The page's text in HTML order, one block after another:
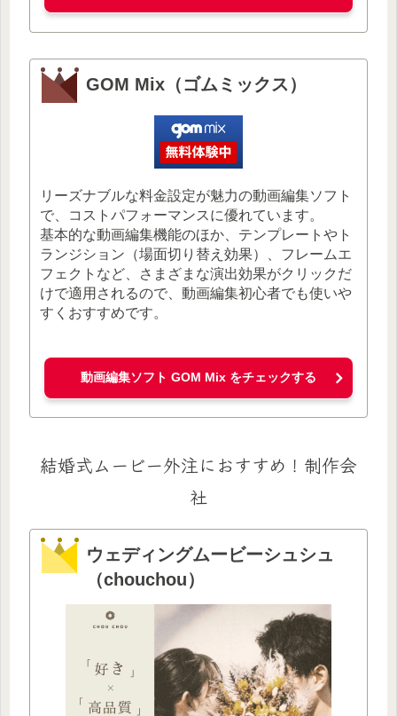
GOM Mix（ゴムミックス）
リーズナブルな料金設定が魅力の動画編集ソフト
で、コストパフォーマンスに優れています。
基本的な動画編集機能のほか、テンプレートやト
ランジション（場面切り替え効果）、フレームエ
フェクトなど、さまざまな演出効果がクリックだ
けで適用されるので、動画編集初心者でも使いや
すくおすすめです。
動画編集ソフト GOM Mix をチェックする
結婚式ムービー外注におすすめ！制作会
社
ウェディングムービーシュシュ
（chouchou）